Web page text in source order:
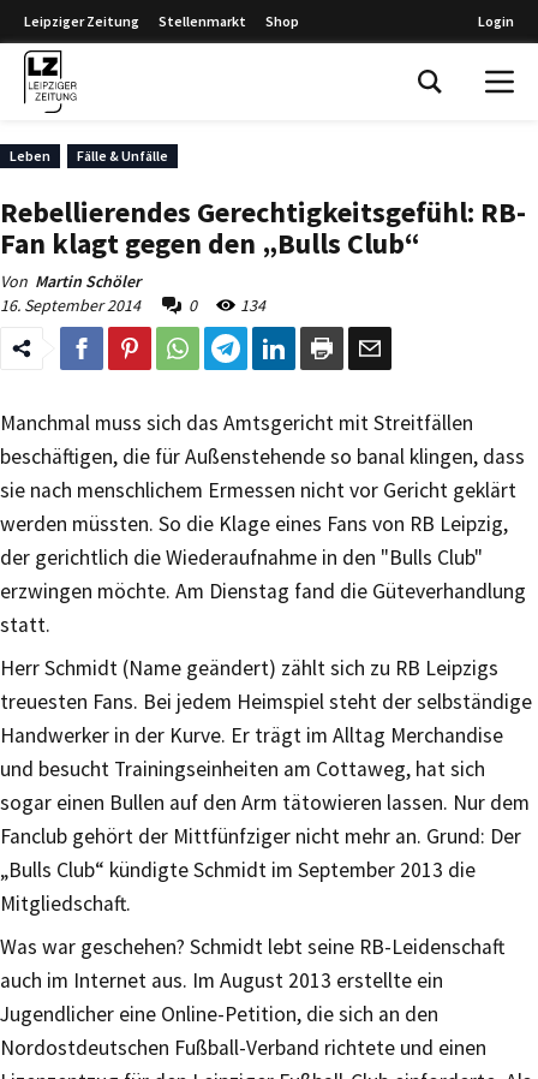
Leipziger Zeitung Stellenmarkt Shop Login
Leben Fälle & Unfälle
Rebellierendes Gerechtigkeitsgefühl: RB-
Fan klagt gegen den „Bulls Club“
Von Martin Schöler
16. September 2014
0 134
Manchmal muss sich das Amtsgericht mit Streitfällen
beschäftigen, die für Außenstehende so banal klingen, dass
sie nach menschlichem Ermessen nicht vor Gericht geklärt
werden müssten. So die Klage eines Fans von RB Leipzig,
der gerichtlich die Wiederaufnahme in den "Bulls Club"
erzwingen möchte. Am Dienstag fand die Güteverhandlung
statt.
Herr Schmidt (Name geändert) zählt sich zu RB Leipzigs
treuesten Fans. Bei jedem Heimspiel steht der selbständige
Handwerker in der Kurve. Er trägt im Alltag Merchandise
und besucht Trainingseinheiten am Cottaweg, hat sich
sogar einen Bullen auf den Arm tätowieren lassen. Nur dem
Fanclub gehört der Mittfünfziger nicht mehr an. Grund: Der
„Bulls Club“ kündigte Schmidt im September 2013 die
Mitgliedschaft.
Was war geschehen? Schmidt lebt seine RB-Leidenschaft
auch im Internet aus. Im August 2013 erstellte ein
Jugendlicher eine Online-Petition, die sich an den
Nordostdeutschen Fußball-Verband richtete und einen